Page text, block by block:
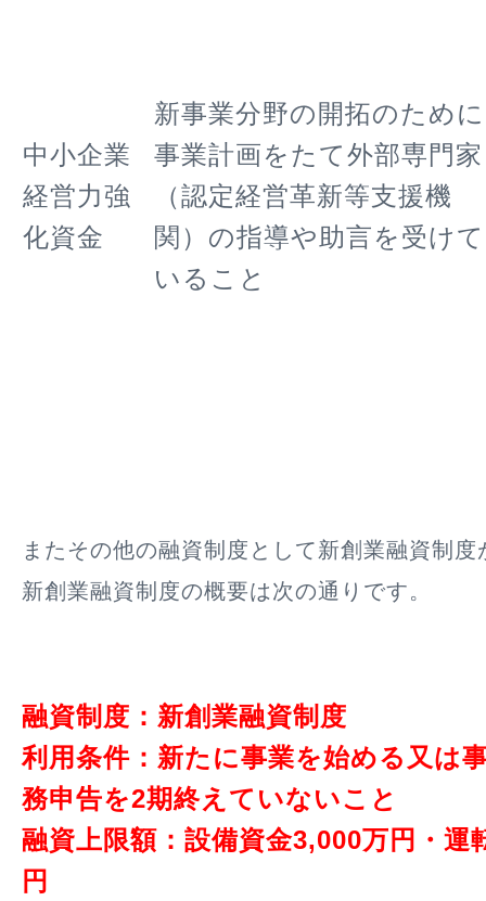
中小企業
経営力強
化資金
新事業分野の開拓のために
事業計画をたて外部専門家
（認定経営革新等支援機
関）の指導や助言を受けて
いること
またその他の融資制度として新創業融資制
新創業融資制度の概要は次の通りです。
融資制度：新創業融資制度
利用条件：新たに事業を始める又は
務申告を2期終えていないこと
融資上限額：設備資金3,000万円・運
円